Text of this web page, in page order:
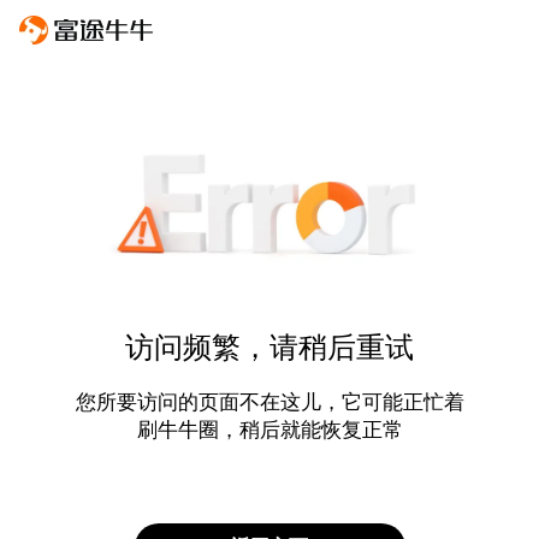
访问频繁，请稍后重试
您所要访问的页面不在这儿，它可能正忙着
刷牛牛圈，稍后就能恢复正常